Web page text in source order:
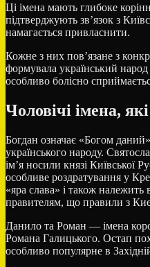
Ці імена мають глибоке
підтверджують зв’язок з
намагається привласнити.
Кожне з них пов’язане з
формувала український народ
особливо болісно
Чоловічі імена,
Богдан означає «Богом
українського народу.
ім’я носили князі Київської
особливе роздратування у
«яра слава» і також
правителям, що правили з
Данило та Роман — імена
Романа Галицького. Остап
особливо популярне в